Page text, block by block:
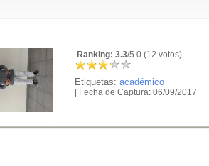
Ranking: 3.3/5.0 (12 votos)
Etiquetas: académico
| Fecha de Captura: 06/09/2017